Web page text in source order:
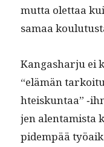
mut­ta olet­taa
samaa
Kan­gashar­ju ei
“elämän
hteiskun­taa”
jen alen­tamista
pidem­pää